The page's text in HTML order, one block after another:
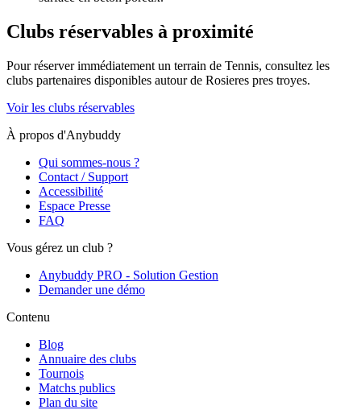
Clubs réservables à proximité
Pour réserver immédiatement un terrain de Tennis, consultez les
clubs partenaires disponibles autour de Rosieres pres troyes.
Voir les clubs réservables
À propos d'Anybuddy
Qui sommes-nous ?
Contact / Support
Accessibilité
Espace Presse
FAQ
Vous gérez un club ?
Anybuddy PRO - Solution Gestion
Demander une démo
Contenu
Blog
Annuaire des clubs
Tournois
Matchs publics
Plan du site